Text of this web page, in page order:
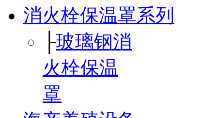
消火栓保温罩系列
├玻璃钢消
火栓保温
罩